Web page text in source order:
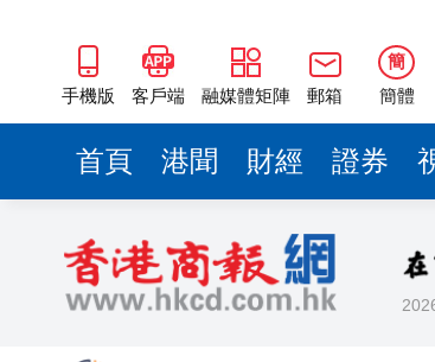
手機版 客戶端 融媒體矩陣 郵箱
簡
簡體
首頁 港聞 財經 證券